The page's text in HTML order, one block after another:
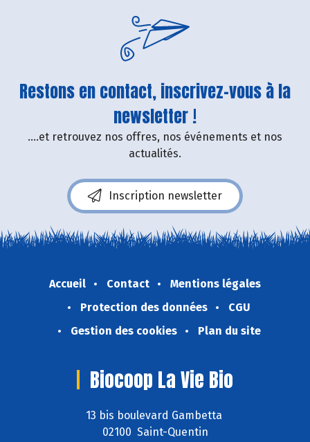
Restons en contact, inscrivez-vous à la
newsletter !
....et retrouvez nos offres, nos événements et nos
actualités.
Inscription newsletter
Accueil Contact
Mentions légales
Protection des données
CGU
Gestion des cookies
Plan du site
Biocoop La Vie Bio
13 bis boulevard Gambetta
02100 Saint-Quentin